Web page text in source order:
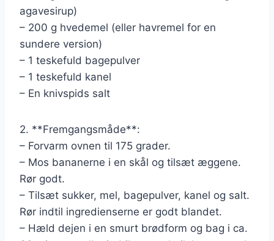
agavesirup)
– 200 g hvedemel (eller havremel for en
sundere version)
– 1 teskefuld bagepulver
– 1 teskefuld kanel
– En knivspids salt
2. **Fremgangsmåde**:
– Forvarm ovnen til 175 grader.
– Mos bananerne i en skål og tilsæt æggene.
Rør godt.
– Tilsæt sukker, mel, bagepulver, kanel og salt.
Rør indtil ingredienserne er godt blandet.
– Hæld dejen i en smurt brødform og bag i ca.